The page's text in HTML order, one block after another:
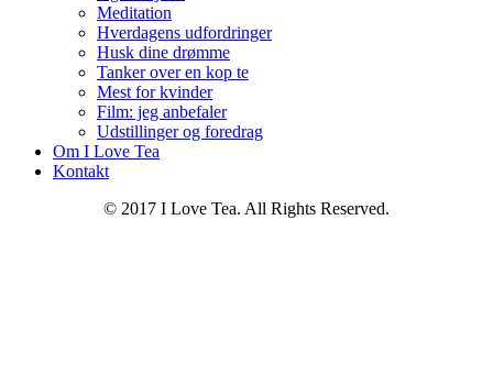
Meditation
Hverdagens udfordringer
Husk dine drømme
Tanker over en kop te
Mest for kvinder
Film: jeg anbefaler
Udstillinger og foredrag
Om I Love Tea
Kontakt
© 2017 I Love Tea. All Rights Reserved.